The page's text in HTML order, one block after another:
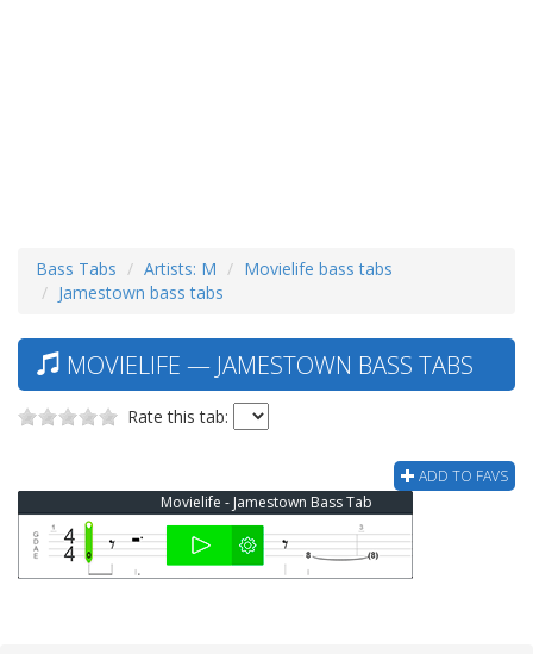
Bass Tabs Artists: M
Movielife bass tabs
Jamestown bass tabs
MOVIELIFE — JAMESTOWN BASS TABS
Rate this tab:
ADD TO FAVS
Movielife - Jamestown Bass Tab